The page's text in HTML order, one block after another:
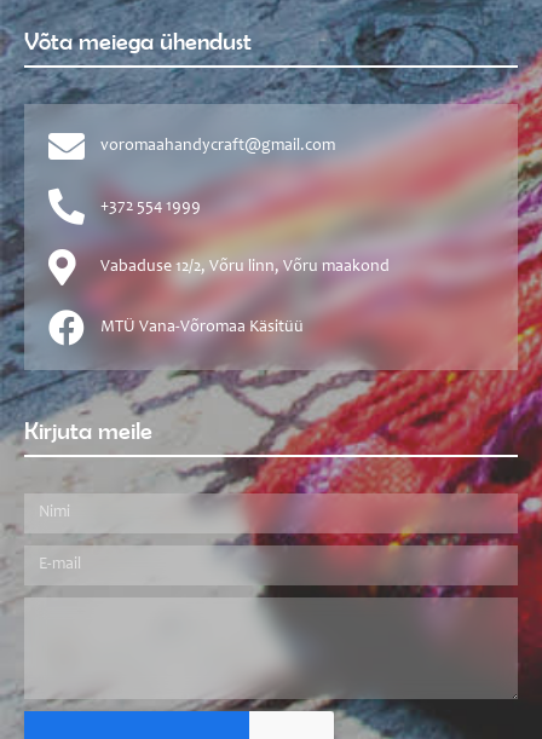
Võta meiega ühendust
voromaahandycraft@gmail.com
+372 554 1999
Vabaduse 12/2, Võru linn, Võru maakond
MTÜ Vana-Võromaa Käsitüü
Kirjuta meile